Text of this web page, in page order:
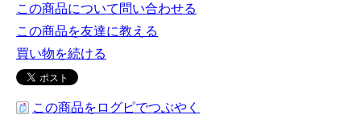
この商品について問い合わせる
この商品を友達に教える
買い物を続ける
この商品をログピでつぶやく